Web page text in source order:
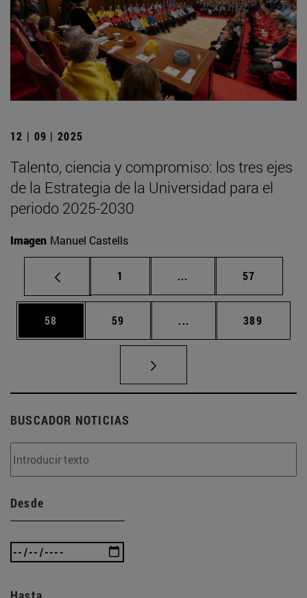
12 | 09 | 2025
Talento, ciencia y compromiso: los tres ejes
de la Estrategia de la Universidad para el
periodo 2025-2030
Imagen Manuel Castells
Página
1 ... Páginas intermedias
Página
57
Página
58 Página
59 ... Páginas intermedias
Página
389
BUSCADOR NOTICIAS
Desde